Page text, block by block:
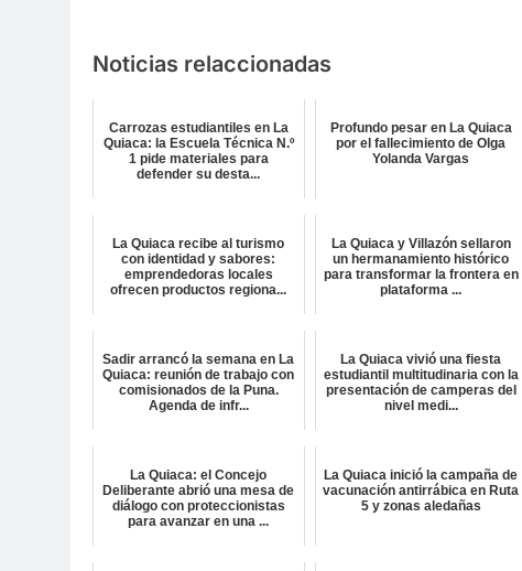
Noticias relaccionadas
Carrozas estudiantiles en La
Quiaca: la Escuela Técnica N.º
1 pide materiales para
defender su desta...
Profundo pesar en La Quiaca
por el fallecimiento de Olga
Yolanda Vargas
La Quiaca recibe al turismo
con identidad y sabores:
emprendedoras locales
ofrecen productos regiona...
La Quiaca y Villazón sellaron
un hermanamiento histórico
para transformar la frontera en
plataforma ...
Sadir arrancó la semana en La
Quiaca: reunión de trabajo con
comisionados de la Puna.
Agenda de infr...
La Quiaca vivió una fiesta
estudiantil multitudinaria con la
presentación de camperas del
nivel medi...
La Quiaca: el Concejo
Deliberante abrió una mesa de
diálogo con proteccionistas
para avanzar en una ...
La Quiaca inició la campaña de
vacunación antirrábica en Ruta
5 y zonas aledañas